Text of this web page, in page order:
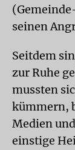
seinen
Seitdem
zur Ruhe
mussten
kümmern,
Medien
einstige